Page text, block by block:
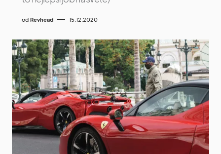
od Revhead 15.12.2020